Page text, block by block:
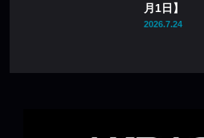
月1日】
2026.7.24